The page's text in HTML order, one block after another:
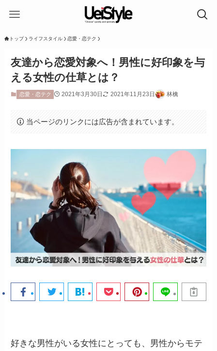
トップ ライフスタイル 恋愛・恋テク
友達から恋愛対象へ！男性に好印象を与
える女性の仕草とは？
恋愛・恋テク 2021年3月30日 2021年11月23日 林檎
当ページのリンクには広告が含まれています。
好きな男性がいる女性にとっても、男性からモテ